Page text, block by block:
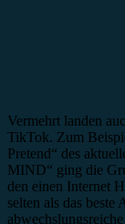
Vermehrt landen
TikTok. Zum
Pretend“ des
MIND“ ging die
den einen Internet
selten als das